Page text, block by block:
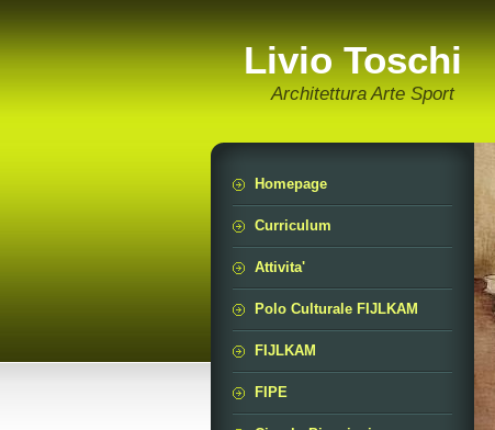
Livio Toschi
Architettura Arte Sport
Homepage
Curriculum
Attivita'
Polo Culturale FIJLKAM
FIJLKAM
FIPE